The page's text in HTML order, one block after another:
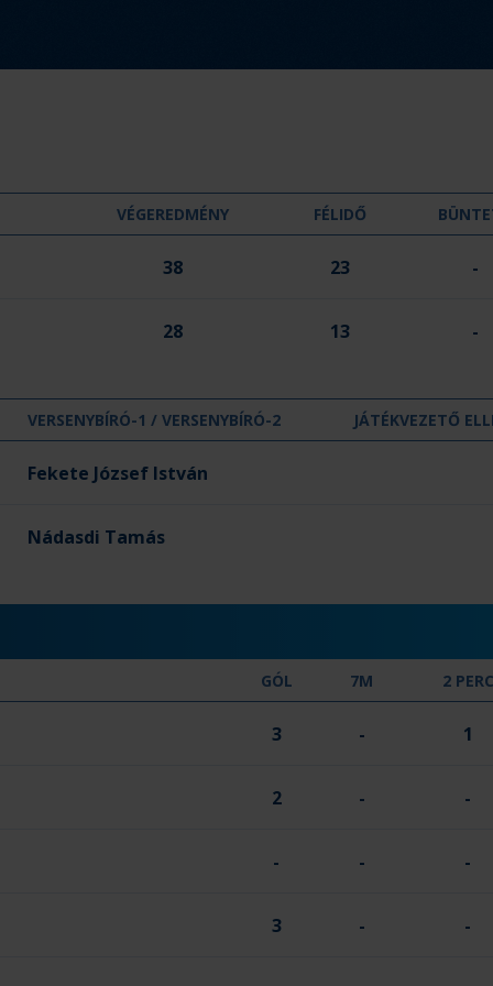
é
VÉGEREDMÉNY FÉLIDŐ
38 23 -
28 13 -
VERSENYBÍRÓ-1 / VERSENYBÍRÓ-2 JÁTÉKVEZETŐ
Fekete József István
Nádasdi Tamás
GÓL 7M 2 PERC
3 - 1
2 - -
- - -
3 - -